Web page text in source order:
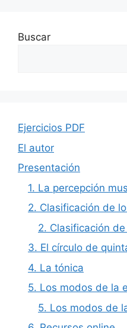
Buscar
Ejercicios PDF
El autor
Presentación
1. La percepción
2. Clasificación de
2. Clasificación
3. El círculo de
4. La tónica
5. Los modos de la
5. Los modos de